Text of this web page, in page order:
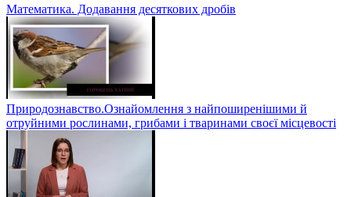
Математика. Додавання десяткових дробів
Природознавство.Ознайомлення з найпоширенішими й
отруйними рослинами, грибами і тваринами своєї місцевості